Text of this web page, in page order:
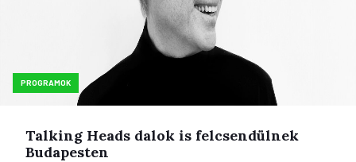
PROGRAMOK
Talking Heads dalok is felcsendülnek
Budapesten